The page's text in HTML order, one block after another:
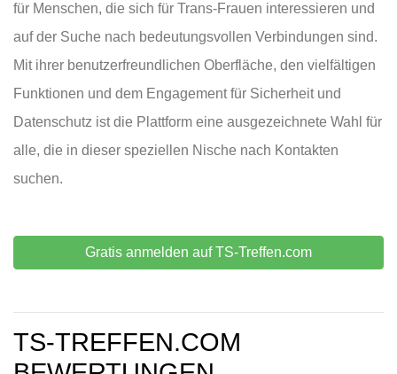
für Menschen, die sich für Trans-Frauen interessieren und
auf der Suche nach bedeutungsvollen Verbindungen sind.
Mit ihrer benutzerfreundlichen Oberfläche, den vielfältigen
Funktionen und dem Engagement für Sicherheit und
Datenschutz ist die Plattform eine ausgezeichnete Wahl für
alle, die in dieser speziellen Nische nach Kontakten
suchen.
Gratis anmelden auf TS-Treffen.com
TS-TREFFEN.COM